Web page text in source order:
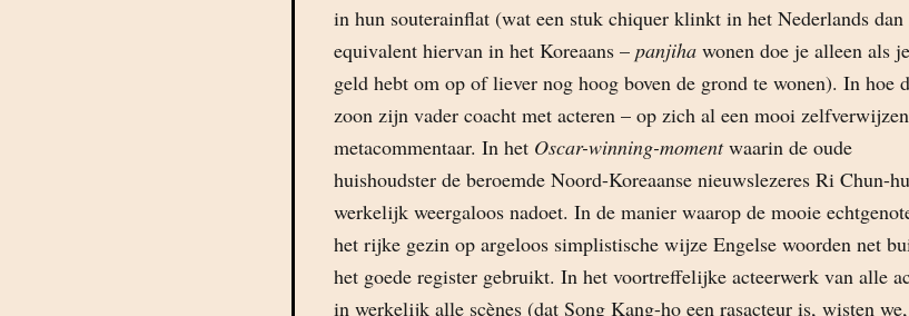
in hun souterainflat (wat een stuk chiquer klinkt in het Nederlands dan
equivalent hiervan in het Koreaans – panjiha wonen doe je alleen als
geld hebt om op of liever nog hoog boven de grond te wonen). In hoe
zoon zijn vader coacht met acteren – op zich al een mooi
metacommentaar. In het Oscar-winning-momentwaarin de oude
huishoudster de beroemde Noord-Koreaanse nieuwslezeres Ri Chun-
werkelijk weergaloos nadoet. In de manier waarop de mooie
het rijke gezin op argeloos simplistische wijze Engelse woorden net
het goede register gebruikt. In het voortreffelijke acteerwerk van alle
in werkelijk alle scènes (dat Song Kang-ho een rasacteur is, wisten